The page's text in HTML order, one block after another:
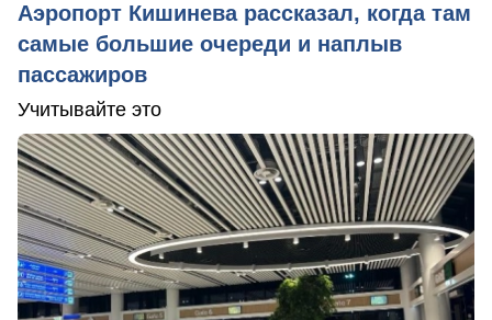
Аэропорт Кишинева рассказал, когда там
самые большие очереди и наплыв
пассажиров
Учитывайте это